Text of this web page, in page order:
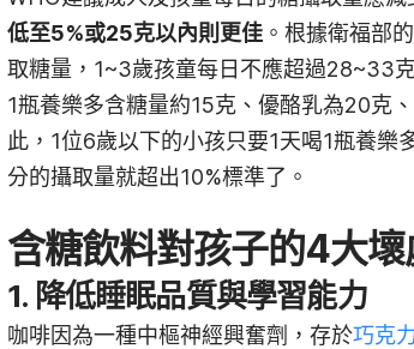
低至5%或25克以內則更佳 。根據衛福部的
取糖量，1~3歲孩童每日不應超過28~33
1瓶養樂多含糖量約15克、優酪乳為20克
此，1位6歲以下的小孩只要1天喝1瓶養樂
分的攝取量就超出10%標準了。
含糖飲料對孩子的4大壞
1. 降低睡眠品質與學習能力
咖啡因為一種中樞神經興奮劑，存於巧克